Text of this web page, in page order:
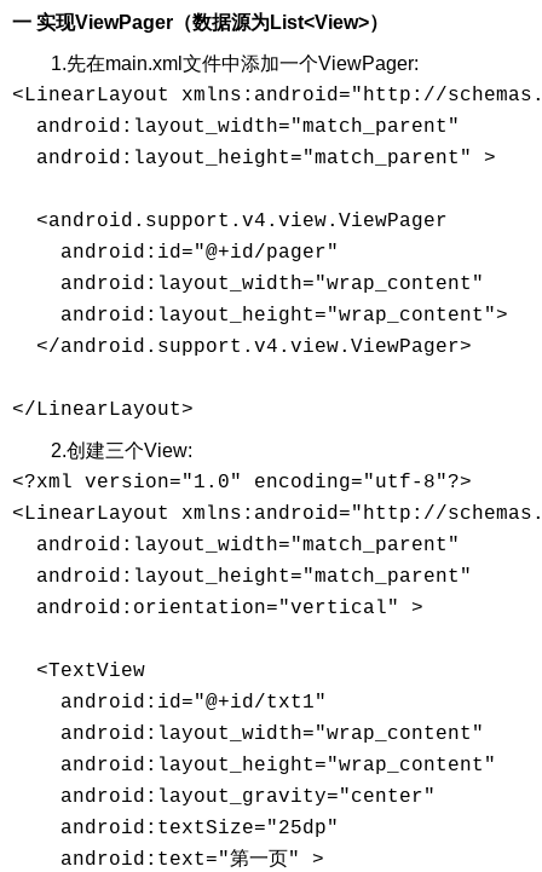
一 实现ViewPager（数据源为List<View>）
1.先在main.xml文件中添加一个ViewPager:
<LinearLayout xmlns:android="http://
  android:layout_width="match_parent"
  android:layout_height="match_parent" >
  <android.support.v4.view.ViewPager
    android:id="@+id/pager"
    android:layout_width="wrap_content"
    android:layout_height="wrap_content">
  </android.support.v4.view.ViewPager>
2.创建三个View:
<?xml version="1.0" encoding="utf-8"?>
<LinearLayout xmlns:android="http://
  android:layout_width="match_parent"
  android:layout_height="match_parent"
  android:orientation="vertical" >
  <TextView
    android:id="@+id/txt1"
    android:layout_width="wrap_content"
    android:layout_height="wrap_content"
    android:layout_gravity="center"
    android:textSize="25dp"
    android:text="第一页" >